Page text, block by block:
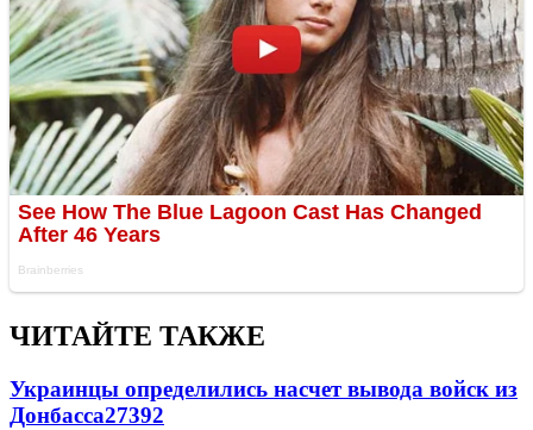
ЧИТАЙТЕ ТАКЖЕ
Украинцы определились насчет вывода войск из
Донбасса27392